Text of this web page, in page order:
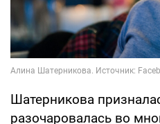
Шатерникова
разочаровалась во